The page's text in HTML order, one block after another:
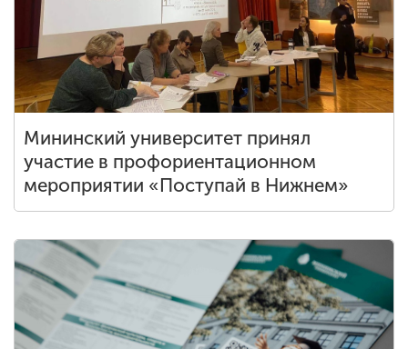
Мининский университет принял
участие в профориентационном
мероприятии «Поступай в Нижнем»